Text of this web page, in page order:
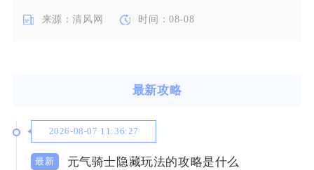
来源：清风网 时间：08-08
最新攻略
2026-08-07 11:36:27
元气骑士隐藏玩法的攻略是什么